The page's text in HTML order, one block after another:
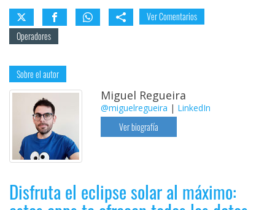
Ver Comentarios
Operadores
Sobre el autor
Miguel Regueira
@miguelregueira | LinkedIn
Ver biografía
Disfruta el eclipse solar al máximo: